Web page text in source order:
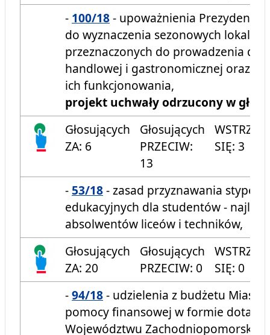
- 100/18- upoważnienia Prezydenta
do wyznaczenia sezonowych
przeznaczonych do prowadzenia
handlowej i gastronomicznej oraz
ich funkcjonowania,
projekt uchwały odrzucony w
Głosujących
ZA: 6
Głosujących
PRZECIW:
13
SIĘ: 3
- 53/18- zasad przyznawania
edukacyjnych dla studentów -
absolwentów liceów i techników,
Głosujących
ZA: 20
Głosujących
PRZECIW: 0
SIĘ: 0
-94/18- udzielenia z budżetu Miasta
pomocy finansowej w formie dotacji
Województwu